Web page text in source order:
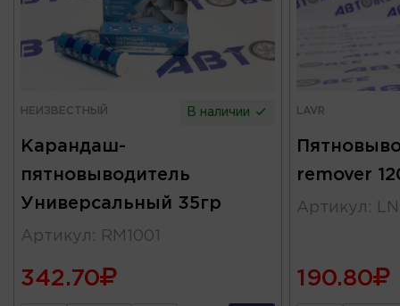
НЕИЗВЕСТНЫЙ В наличии
Карандаш-
пятновыводитель
Универсальный 35гр
Артикул : RM1001
342.70
LAVR
remover
Артикул :
190.80